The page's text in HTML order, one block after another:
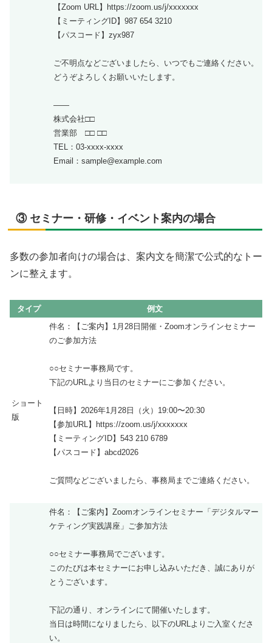
【Zoom URL】https://zoom.us/j/xxxxxxx
【ミーティングID】987 654 3210
【パスコード】zyx987
ご不明点などございましたら、いつでもご連絡ください。
どうぞよろしくお願いいたします。
——
株式会社□□
営業部 □□ □□
TEL：03-xxxx-xxxx
Email：sample@example.com
③ セミナー・研修・イベント案内の場合
多数の参加者向けの場合は、案内文を簡潔で公式的なトー
ンに整えます。
タイプ 例文
ショート
版
件名：【ご案内】1月28日開催・Zoomオンラインセミナー
のご参加方法
○○セミナー事務局です。
下記のURLより当日のセミナーにご参加ください。
【日時】2026年1月28日（火）19:00〜20:30
【参加URL】https://zoom.us/j/xxxxxxx
【ミーティングID】543 210 6789
【パスコード】abcd2026
ご質問などございましたら、事務局までご連絡ください。
件名：【ご案内】Zoomオンラインセミナー「デジタルマー
ケティング実践講座」ご参加方法
○○セミナー事務局でございます。
このたびは本セミナーにお申し込みいただき、誠にありが
とうございます。
下記の通り、オンラインにて開催いたします。
当日は時間になりましたら、以下のURLよりご入室くださ
い。